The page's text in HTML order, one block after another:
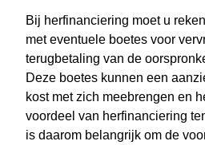
Bij herfinanciering moet u
met eventuele boetes voor
terugbetaling van de
Deze boetes kunnen een
kost met zich meebrengen en
voordeel van herfinanciering
is daarom belangrijk om de